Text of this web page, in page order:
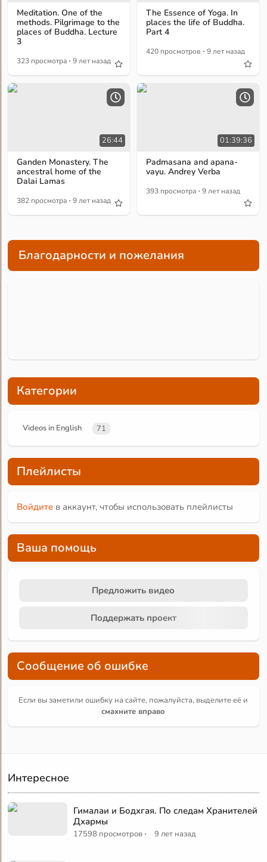
Meditation. One of the
methods. Pilgrimage to the
places of Buddha. Lecture
3
323 просмотра · 9 лет назад
The Essence of Yoga. In
places the life of Buddha.
Part 4
420 просмотров · 9 лет назад
26:44
Ganden Monastery. The
ancestral home of the
Dalai Lamas
382 просмотра · 9 лет назад
01:39:36
Padmasana and apana-
vayu. Andrey Verba
393 просмотра · 9 лет назад
Благодарности и пожелания
Категории
Videos in English 71
Плейлисты
Войдите в аккаунт, чтобы использовать плейлисты
Ваша помощь
Предложить видео
Поддержать проект
Сообщение об ошибке
Если вы заметили ошибку на сайте, пожалуйста, выделите её и
смахните вправо
Интересное
Гималаи и Бодхгая. По следам Хранителей
Дхармы
17598 просмотров · 9 лет назад